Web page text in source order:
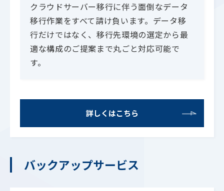
クラウドサーバー移行に伴う面倒なデータ
移行作業をすべて請け負います。データ移
行だけではなく、移行先環境の選定から最
適な構成のご提案まで丸ごと対応可能で
す。
詳しくはこちら
バックアップサービス